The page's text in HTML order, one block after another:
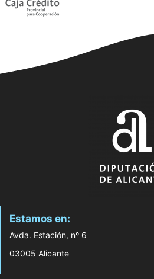
Estamos en:
Avda. Estación, nº 6
03005 Alicante